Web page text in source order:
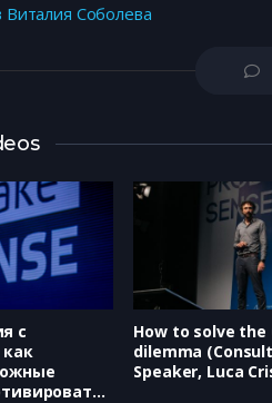
Виталия Соболева
с
как
How to solve the
dilemma
Speaker, Luca